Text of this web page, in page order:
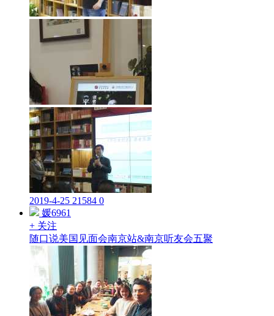
2019-4-25 21584 0
媛6961
+ 关注
随口说美国见面会南京站&南京听友会五聚